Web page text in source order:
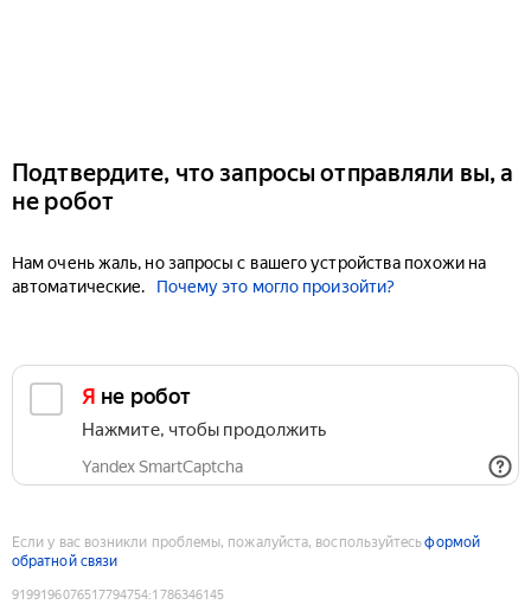
Подтвердите, что запросы отправляли вы, а
не робот
Нам очень жаль, но запросы с вашего устройства похожи на
автоматические.
Почему это могло произойти?
Я не робот
Нажмите, чтобы продолжить
Yandex SmartCaptcha
Если у вас возникли проблемы, пожалуйста, воспользуйтесьформой
обратной связи
9199196076517794754:1786346145